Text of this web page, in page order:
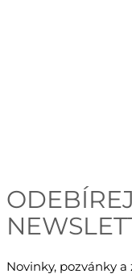
Novinky, pozvánky